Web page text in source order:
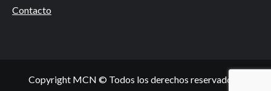
Contacto
Copyright MCN © Todos los derechos reservados.